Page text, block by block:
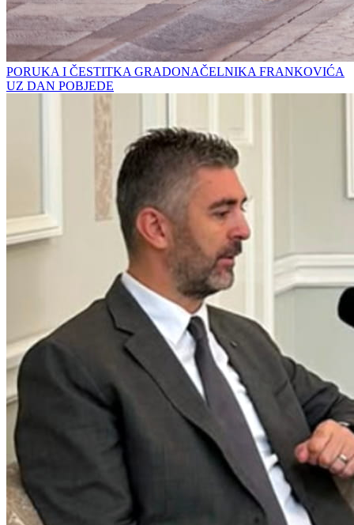
PORUKA I ČESTITKA GRADONAČELNIKA FRANKOVIĆA
UZ DAN POBJEDE